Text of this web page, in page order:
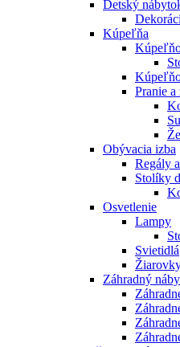
Detský
Kúpeľňa
Pranie a
Obývacia izba
Regály
Stolíky
Osvetlenie
Lampy
Svietidlá
Záhradný